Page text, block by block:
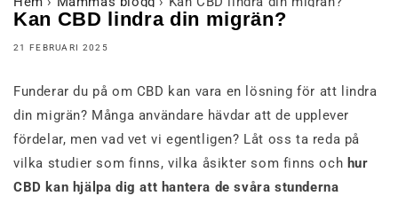
Kan CBD lindra din migrän?
21 FEBRUARI 2025
Funderar du på om CBD kan vara en lösning för att lindra
din migrän? Många användare hävdar att de upplever
fördelar, men vad vet vi egentligen? Låt oss ta reda på
vilka studier som finns, vilka åsikter som finns och hur
CBD kan hjälpa dig att hantera de svåra stunderna